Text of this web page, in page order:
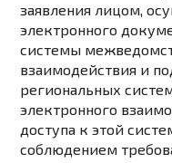
заявления лицом,
электронного
системы
взаимодействия и
региональных
электронного
доступа к этой
соблюдением